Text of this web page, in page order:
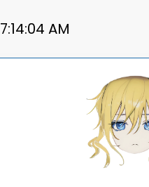
7:14:05 AM